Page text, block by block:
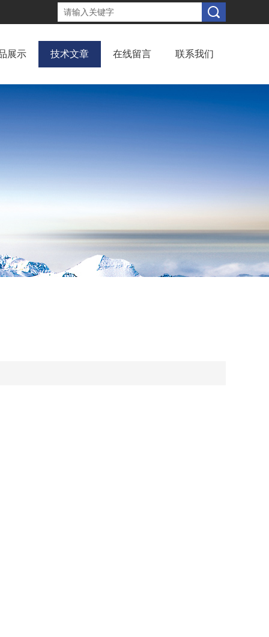
展示 技术文章 在线留言 联系我们